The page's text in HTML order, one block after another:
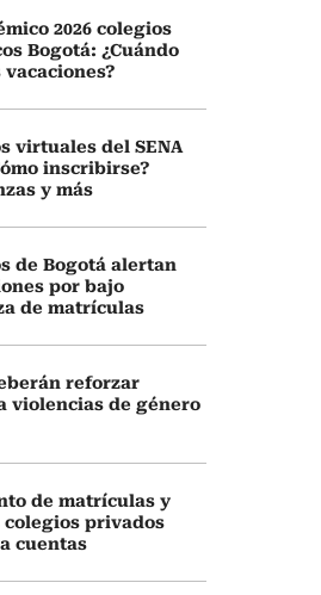
2026 colegios
Bogotá: ¿Cuándo
virtuales del SENA
inscribirse?
y más
de Bogotá alertan
por bajo
de matrículas
reforzar
violencias de género
de matrículas y
colegios privados
cuentas